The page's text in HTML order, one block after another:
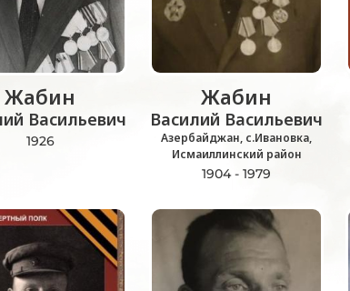
Жабин
Васильевич
1926
Жабин
Василий Васильевич
Азербайджан, с.Ивановка,
Исмаиллинский район
1904 - 1979